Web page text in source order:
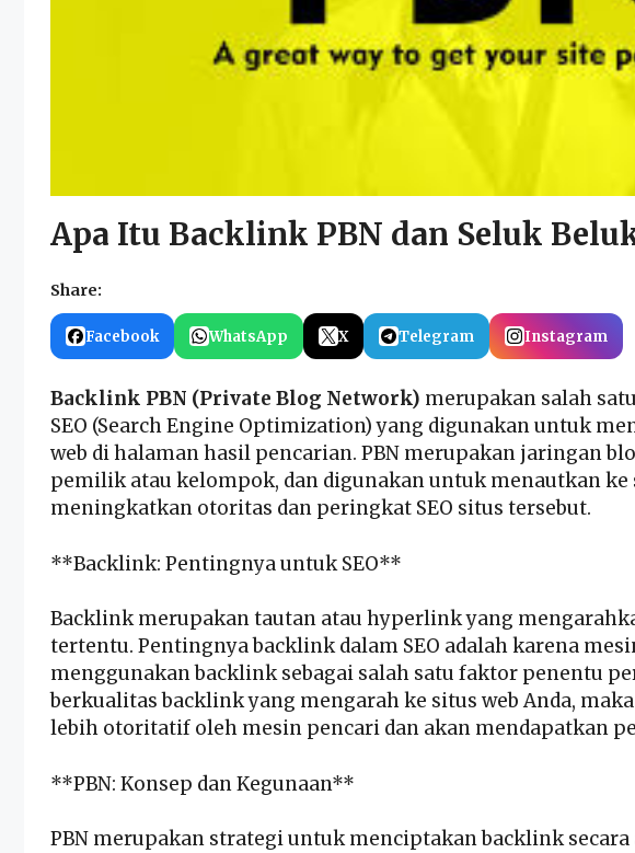
Apa Itu Backlink PBN dan Seluk
Share:
Facebook WhatsApp X Telegram Instagram
Backlink PBN (Private Blog Network) merupakan salah
SEO (Search Engine Optimization) yang digunakan untuk
web di halaman hasil pencarian. PBN merupakan jaringan
pemilik atau kelompok, dan digunakan untuk menautkan ke
meningkatkan otoritas dan peringkat SEO situs tersebut.
**Backlink: Pentingnya untuk SEO**
Backlink merupakan tautan atau hyperlink yang
tertentu. Pentingnya backlink dalam SEO adalah karena
menggunakan backlink sebagai salah satu faktor penentu
berkualitas backlink yang mengarah ke situs web Anda,
lebih otoritatif oleh mesin pencari dan akan mendapatkan
**PBN: Konsep dan Kegunaan**
PBN merupakan strategi untuk menciptakan backlink